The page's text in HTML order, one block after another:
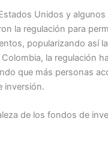
Unidos y algunos
la regulación para
popularizando así
la regulación
que más personas
inversión.
de los fondos de